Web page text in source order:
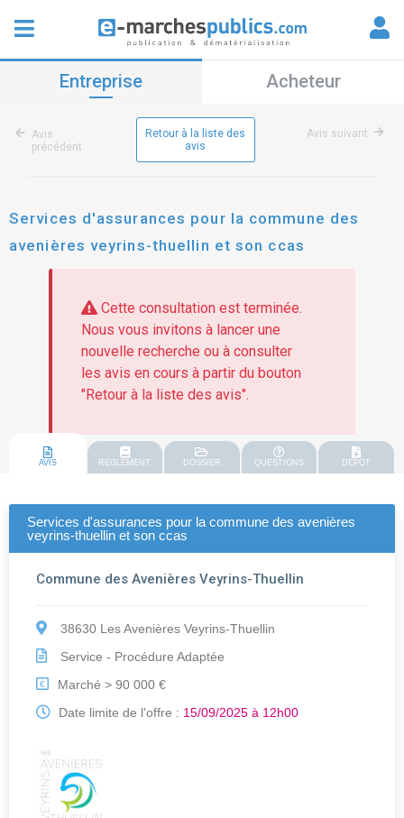
Entreprise Acheteur
Avis
précédent
Retour à la liste des
avis
Avis suivant
Services d'assurances pour la commune des
avenières veyrins-thuellin et son ccas
Cette consultation est terminée.
Nous vous invitons à lancer une
nouvelle recherche ou à consulter
les avis en cours à partir du bouton
"Retour à la liste des avis".
AVIS REGLEMENT DOSSIER QUESTIONS DEPOT
Services d'assurances pour la commune des avenières
veyrins-thuellin et son ccas
Commune des Avenières Veyrins-Thuellin
38630 Les Avenières Veyrins-Thuellin
Service - Procédure Adaptée
€
Marché > 90 000 €
Date limite de l'offre : 15/09/2025 à 12h00